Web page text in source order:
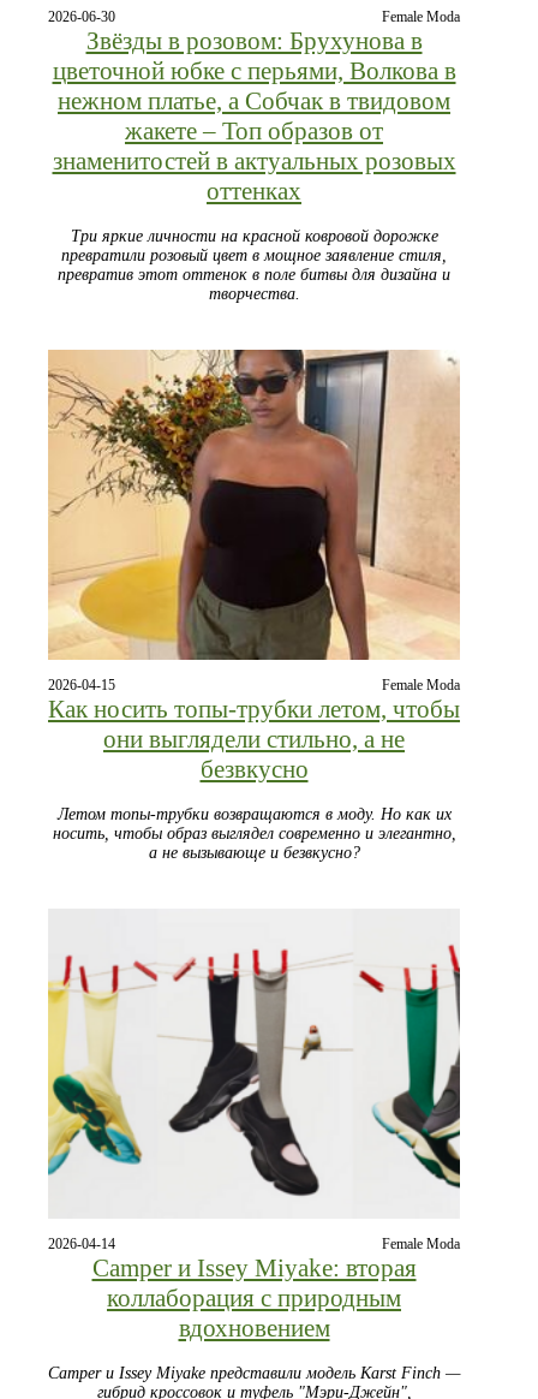
2026-06-30 Female Moda
Звёзды в розовом: Брухунова в
цветочной юбке с перьями, Волкова в
нежном платье, а Собчак в твидовом
жакете – Топ образов от
знаменитостей в актуальных розовых
оттенках
Три яркие личности на красной ковровой дорожке
превратили розовый цвет в мощное заявление стиля,
превратив этот оттенок в поле битвы для дизайна и
творчества.
2026-04-15 Female Moda
Как носить топы-трубки летом, чтобы
они выглядели стильно, а не
безвкусно
Летом топы-трубки возвращаются в моду. Но как их
носить, чтобы образ выглядел современно и элегантно,
а не вызывающе и безвкусно?
2026-04-14 Female Moda
Camper и Issey Miyake: вторая
коллаборация с природным
вдохновением
Camper и Issey Miyake представили модель Karst Finch —
гибрид кроссовок и туфель "Мэри-Джейн",